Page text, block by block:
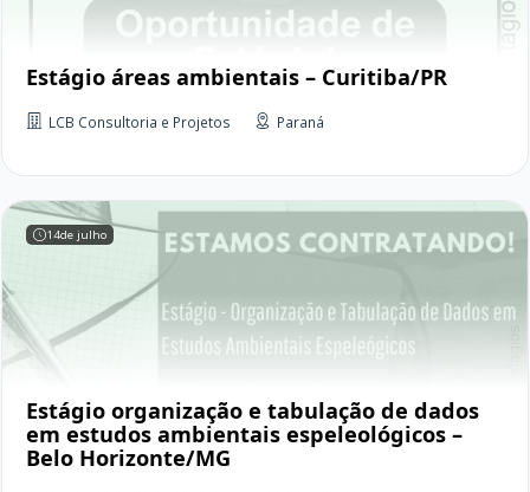
Estágio áreas ambientais – Curitiba/PR
LCB Consultoria e Projetos Paraná
14de julho
Estágio organização e tabulação de dados
em estudos ambientais espeleológicos –
Belo Horizonte/MG